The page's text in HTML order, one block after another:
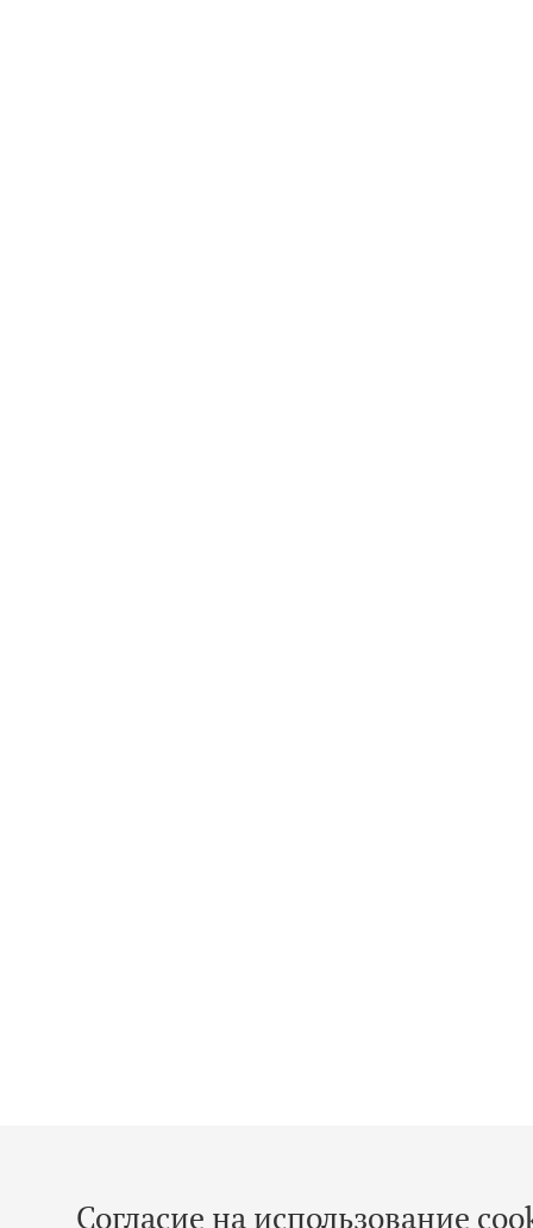
Согласие на использование